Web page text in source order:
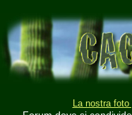
La nostra